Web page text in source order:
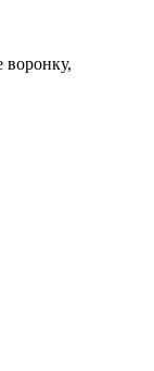
воронку,